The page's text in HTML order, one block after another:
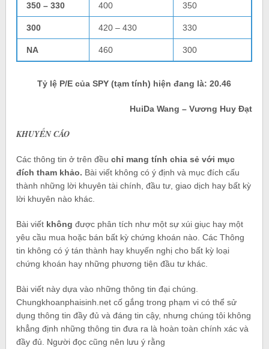
350 – 330 400 350
300 420 – 430 330
NA 460 300
Tỷ lệ P/E của SPY (tạm tính) hiện đang là: 20.46
HuiDa Wang – Vương Huy Đạt
KHUYẾN CÁO
Các thông tin ở trên đềuchỉ mang tính chia sẻ với mục
đích tham khảo. Bài viết không có ý định và mục đích cấu
thành những lời khuyên tài chính, đầu tư, giao dịch hay bất kỳ
lời khuyên nào khác.
Bài viết không được phân tích như một sự xúi giục hay một
yêu cầu mua hoặc bán bất kỳ chứng khoán nào. Các Thông
tin không có ý tán thành hay khuyến nghị cho bất kỳ loại
chứng khoán hay những phương tiện đầu tư khác.
Bài viết này dựa vào những thông tin đại chúng.
Chungkhoanphaisinh.net cố gắng trong phạm vi có thể sử
dụng thông tin đầy đủ và đáng tin cậy, nhưng chúng tôi không
khẳng định những thông tin đưa ra là hoàn toàn chính xác và
đầy đủ. Người đọc cũng nên lưu ý rằng